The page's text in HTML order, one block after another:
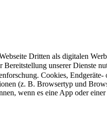
Dritten als digitalen
Bereitstellung unserer Dienste
Cookies,
(z. B. Browsertyp und
wenn es eine App oder